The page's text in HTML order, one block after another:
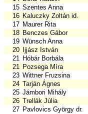
15 Szentes Anna
16 Kaluczky Zoltán id.
17 Maurer Rita
18 Benczes Gábor
19 Wünsch Anna
20
Ijjász István
21 Hóbár Borbála
21 Pozsega Míra
23 Wittner Fruzsina
24 Tarján Ágnes
25 Jámbori Mihály
26 Trellák Júlia
27 Pavlovics György dr.